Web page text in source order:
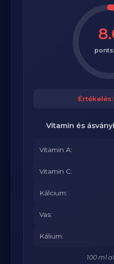
Vitamin és
Vitamin A:
Vitamin C:
Kálcium:
Vas:
Kálium:
100 ml